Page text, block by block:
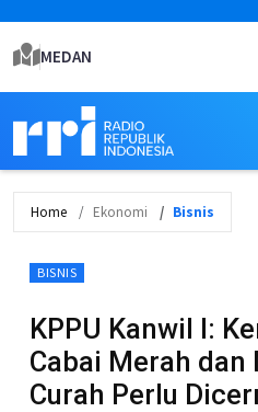
MEDAN
Home Ekonomi Bisnis
BISNIS
KPPU Kanwil I:
Cabai Merah dan
Curah Perlu